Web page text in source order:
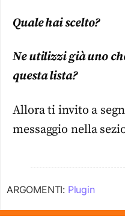
Quale hai scelto?
Ne utilizzi già uno
questa lista?
Allora ti invito a
messaggio nella
ARGOMENTI: Plugin